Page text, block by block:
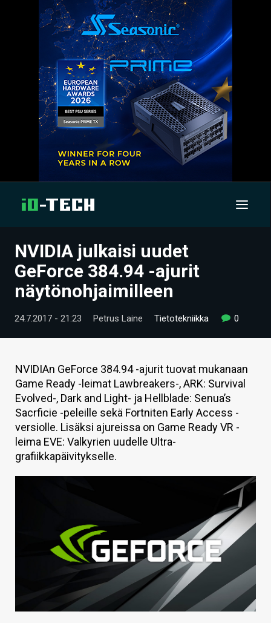
UUTISET
ARTIKKELIT
VIDEOT
TECHBBS
TIETOA
HINTA.FI
KAUPPA
VAIHDA TEEMA
NVIDIA julkaisi uudet
GeForce 384.94 -ajurit
näytönohjaimilleen
24.7.2017 - 21:23 Petrus Laine Tietotekniikka 0
NVIDIAn GeForce 384.94 -ajurit tuovat mukanaan
Game Ready -leimat Lawbreakers-, ARK: Survival
Evolved-, Dark and Light- ja Hellblade: Senua’s
Sacrficie -peleille sekä Fortniten Early Access -
versiolle. Lisäksi ajureissa on Game Ready VR -
leima EVE: Valkyrien uudelle Ultra-
grafiikkapäivitykselle.